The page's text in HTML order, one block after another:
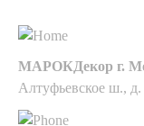
МАРОКДекор г.
Алтуфьевское ш.,